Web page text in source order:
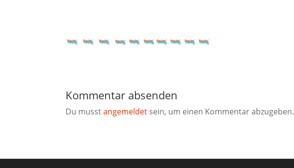
Kommentar absenden
Du musstangemeldet sein, um einen Kommentar abzugeben.